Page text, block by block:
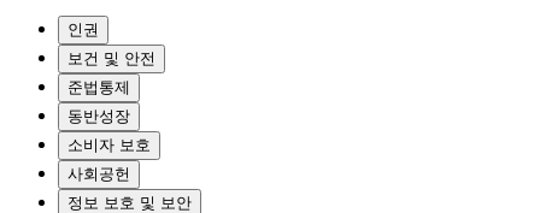
인권
보건 및 안전
준법통제
동반성장
소비자 보호
사회공헌
정보 보호 및 보안